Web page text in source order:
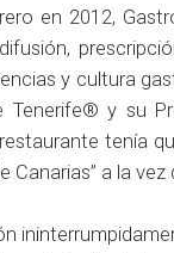
en 2012,
y cultura
Tenerife® y su
tenía
a la